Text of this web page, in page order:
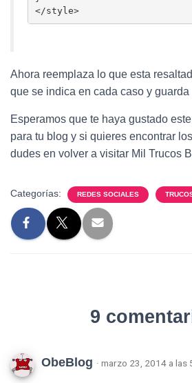
</style>
Ahora reemplaza lo que esta
que se indica en cada caso y guarda
Esperamos que te haya gustado
para tu blog y si quieres encontrar
dudes en volver a visitar Mil Trucos
Categorías: REDES SOCIALES
9
ObeBlog · marzo 23, 2014 a las